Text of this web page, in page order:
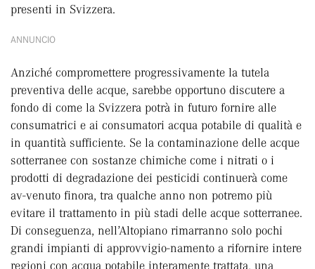
presenti in Svizzera.
ANNUNCIO
Anziché compromettere progressivamente la tutela
preventiva delle acque, sarebbe opportuno discutere a
fondo di come la Svizzera potrà in futuro fornire alle
consumatrici e ai consumatori acqua potabile di qualità e
in quantità sufficiente. Se la contaminazione delle acque
sotterranee con sostanze chimiche come i nitrati o i
prodotti di degradazione dei pesticidi continuerà come
av-venuto finora, tra qualche anno non potremo più
evitare il trattamento in più stadi delle acque sotterranee.
Di conseguenza, nell’Altopiano rimarranno solo pochi
grandi impianti di approvvigio-namento a rifornire intere
regioni con acqua potabile interamente trattata, una